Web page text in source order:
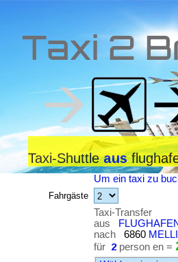
Taxi 2
Taxi-Shuttleaus
Um ein taxi zu
Fahrgäste
Taxi-Transfer
aus
nach 6860
für 2 person en =